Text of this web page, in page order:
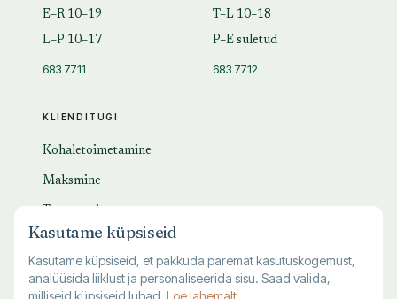
KLIENDITUGI
Kohaletoimetamine
Maksmine
KKK
E–R 10–19
L–P 10–17
683 7711
T–L 10–18
P–E suletud
683 7712
Kasutame küpsiseid
Kasutame küpsiseid, et pakkuda paremat kasutuskogemust,
analüüsida liiklust ja personaliseerida sisu. Saad valida,
milliseid küpsiseid lubad. Loe lahemalt